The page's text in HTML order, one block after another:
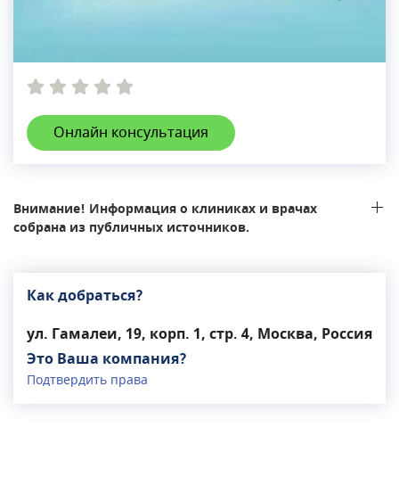
Онлайн консультация
Внимание! Информация о клиниках и врачах
собрана из публичных источников.
Как добраться?
ул. Гамалеи, 19, корп. 1, стр. 4, Москва, Россия
Это Ваша компания?
Подтвердить права